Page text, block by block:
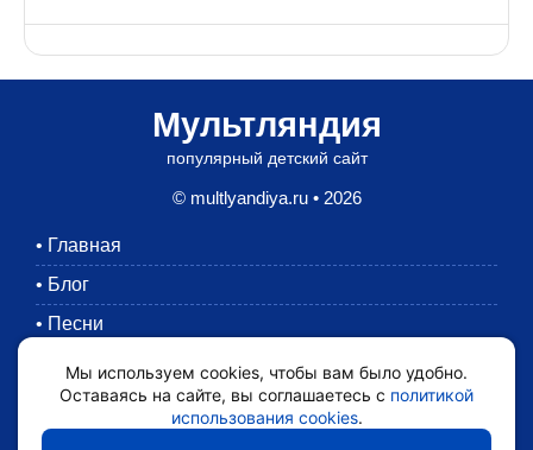
Мультляндия
популярный детский сайт
© multlyandiya.ru • 2026
• Главная
• Блог
• Песни
Раскраски
Картинки
•
Мы используем cookies, чтобы вам было удобно.
Оставаясь на сайте, вы соглашаетесь с политикой
использования cookies.